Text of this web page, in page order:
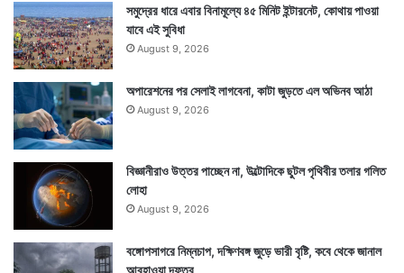
সমুদ্রের ধারে এবার বিনামূল্যে ৪৫ মিনিট ইন্টারনেট, কোথায় পাওয়া
যাবে এই সুবিধা
August 9, 2026
অপারেশনের পর সেলাই লাগবেনা, কাটা জুড়তে এল অভিনব আঠা
August 9, 2026
বিজ্ঞানীরাও উত্তর পাচ্ছেন না, উল্টোদিকে ছুটল পৃথিবীর তলার গলিত
লোহা
August 9, 2026
বঙ্গোপসাগরে নিম্নচাপ, দক্ষিণবঙ্গ জুড়ে ভারী বৃষ্টি, কবে থেকে জানাল
আবহাওয়া দফতর